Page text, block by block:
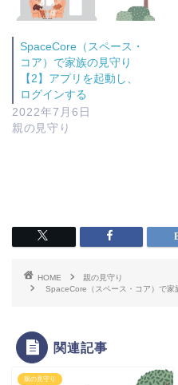
SpaceCore（スペース・
コア）で家族の見守り
【2】アプリを起動し、
ログインする
2022年7月6日
親の見守り
HOME
親の見守り
SpaceCore（スペース・コア）で
関連記事
親の見守り